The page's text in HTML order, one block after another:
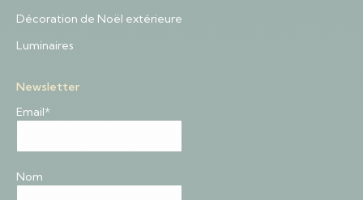
Décoration de Noël extérieure
Luminaires
Newsletter
Email*
Nom